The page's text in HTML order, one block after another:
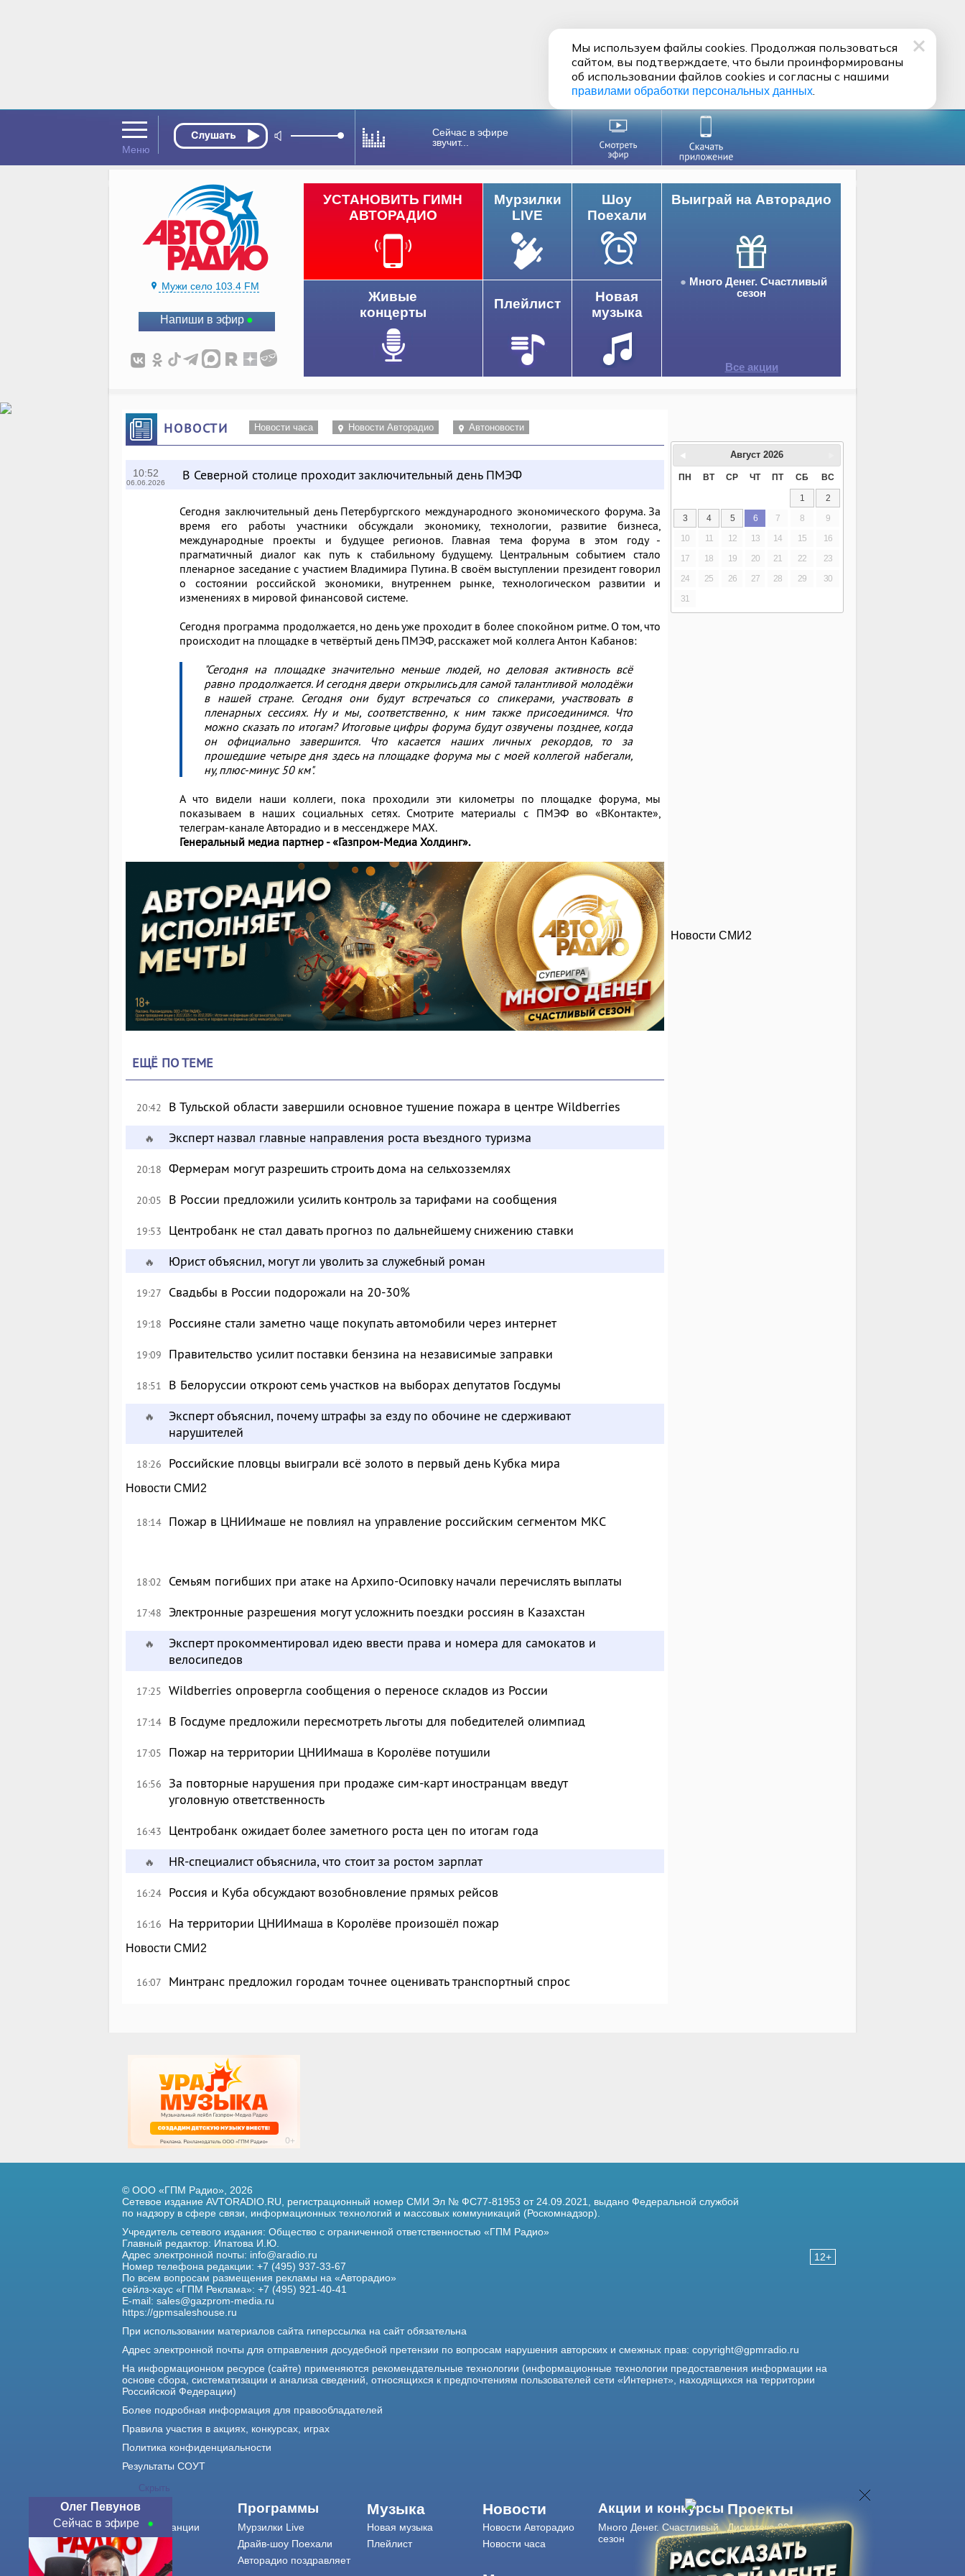
Сейчас в эфире
звучит...
Мужи село 103.4 FM
Напиши в эфир
Выиграй на Авторадио
Много Денег. Счастливый
сезон
Все акции
УСТАНОВИТЬ ГИМН
АВТОРАДИО
Мурзилки
LIVE
Шоу
Поехали
Живые
концерты
Плейлист
Новая
музыка
НОВОСТИ Новости часа Новости Авторадио Автоновости
10:52
06.06.2026 В Северной столице проходит заключительный день ПМЭФ
Сегодня заключительный день Петербургского международного экономического форума. За
время его работы участники обсуждали экономику, технологии, развитие бизнеса,
международные проекты и будущее регионов. Главная тема форума в этом году -
прагматичный диалог как путь к стабильному будущему. Центральным событием стало
пленарное заседание с участием Владимира Путина. В своём выступлении президент говорил
о состоянии российской экономики, внутреннем рынке, технологическом развитии и
изменениях в мировой финансовой системе.
Сегодня программа продолжается, но день уже проходит в более спокойном ритме. О том, что
происходит на площадке в четвёртый день ПМЭФ, расскажет мой коллега Антон Кабанов:
"Сегодня на площадке значительно меньше людей, но деловая активность всё
равно продолжается. И сегодня двери открылись для самой талантливой молодёжи
в нашей стране. Сегодня они будут встречаться со спикерами, участвовать в
пленарных сессиях. Ну и мы, соответственно, к ним также присоединимся. Что
можно сказать по итогам? Итоговые цифры форума будут озвучены позднее, когда
он официально завершится. Что касается наших личных рекордов, то за
прошедшие четыре дня здесь на площадке форума мы с моей коллегой набегали,
ну, плюс-минус 50 км".
А что видели наши коллеги, пока проходили эти километры по площадке форума, мы
показываем в наших социальных сетях. Смотрите материалы с ПМЭФ во «ВКонтакте»,
телеграм-канале Авторадио и в мессенджере MAX.
Генеральный медиа партнер - «Газпром-Медиа Холдинг».
ЕЩЁ ПО ТЕМЕ
20:42 В Тульской области завершили основное тушение пожара в центре Wildberries
🔥 Эксперт назвал главные направления роста въездного туризма
20:18 Фермерам могут разрешить строить дома на сельхозземлях
20:05 В России предложили усилить контроль за тарифами на сообщения
19:53 Центробанк не стал давать прогноз по дальнейшему снижению ставки
🔥 Юрист объяснил, могут ли уволить за служебный роман
19:27 Свадьбы в России подорожали на 20-30%
19:18 Россияне стали заметно чаще покупать автомобили через интернет
19:09 Правительство усилит поставки бензина на независимые заправки
18:51 В Белоруссии откроют семь участков на выборах депутатов Госдумы
🔥
Эксперт объяснил, почему штрафы за езду по обочине не сдерживают
нарушителей
18:26 Российские пловцы выиграли всё золото в первый день Кубка мира
Новости СМИ2
18:14 Пожар в ЦНИИмаше не повлиял на управление российским сегментом МКС
18:02 Семьям погибших при атаке на Архипо-Осиповку начали перечислять выплаты
17:48 Электронные разрешения могут усложнить поездки россиян в Казахстан
🔥
Эксперт прокомментировал идею ввести права и номера для самокатов и
велосипедов
17:25 Wildberries опровергла сообщения о переносе складов из России
17:14 В Госдуме предложили пересмотреть льготы для победителей олимпиад
17:05 Пожар на территории ЦНИИмаша в Королёве потушили
16:56
За повторные нарушения при продаже сим-карт иностранцам введут
уголовную ответственность
16:43 Центробанк ожидает более заметного роста цен по итогам года
🔥 HR-специалист объяснила, что стоит за ростом зарплат
16:24 Россия и Куба обсуждают возобновление прямых рейсов
16:16 На территории ЦНИИмаша в Королёве произошёл пожар
Новости СМИ2
16:07 Минтранс предложил городам точнее оценивать транспортный спрос
Август 2026
ПН ВТ СР ЧТ ПТ СБ ВС
1
2
3
4 5 6 7 8
9
10
11 12 13 14 15
16
17
18 19 20 21 22
23
24
25 26 27 28 29
30
31
Новости СМИ2
Скрыть
Олег Певунов
Сейчас в эфире
12+
© ООО «ГПМ Радио», 2026
Сетевое издание AVTORADIO.RU, регистрационный номер СМИ Эл № ФС77-81953 от 24.09.2021, выдано Федеральной службой
по надзору в сфере связи, информационных технологий и массовых коммуникаций (Роскомнадзор).
Учредитель сетевого издания: Общество с ограниченной ответственностью «ГПМ Радио»
Главный редактор: Ипатова И.Ю.
Адрес электронной почты: info@aradio.ru
Номер телефона редакции: +7 (495) 937-33-67
По всем вопросам размещения рекламы на «Авторадио»
сейлз-хаус «ГПМ Реклама»: +7 (495) 921-40-41
E-mail: sales@gazprom-media.ru
https://gpmsaleshouse.ru
При использовании материалов сайта гиперссылка на сайт обязательна
Адрес электронной почты для отправления досудебной претензии по вопросам нарушения авторских и смежных прав: copyright@gpmradio.ru
На информационном ресурсе (сайте) применяются рекомендательные технологии (информационные технологии предоставления информации на
основе сбора, систематизации и анализа сведений, относящихся к предпочтениям пользователей сети «Интернет», находящихся на территории
Российской Федерации)
Более подробная информация для правообладателей
Правила участия в акциях, конкурсах, играх
Политика конфиденциальности
Результаты СОУТ
О нас
О радиостанции
Команда
Контакты
Программы
Мурзилки Live
Драйв-шоу Поехали
Авторадио поздравляет
Музыка
Новая музыка
Плейлист
Новости
Новости Авторадио
Новости часа
Акции и конкурсы
Много Денег. Счастливый
сезон
Проекты
Дискотека 80-х
Живые концерты
Журнал Авторадио
Мы используем файлы cookies. Продолжая пользоваться
сайтом, вы подтверждаете, что были проинформированы
об использовании файлов cookies и согласны с нашими
правилами обработки персональных данных.